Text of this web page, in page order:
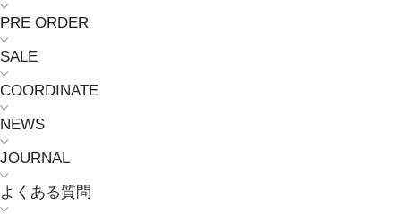
PRE ORDER
SALE
COORDINATE
NEWS
JOURNAL
よくある質問